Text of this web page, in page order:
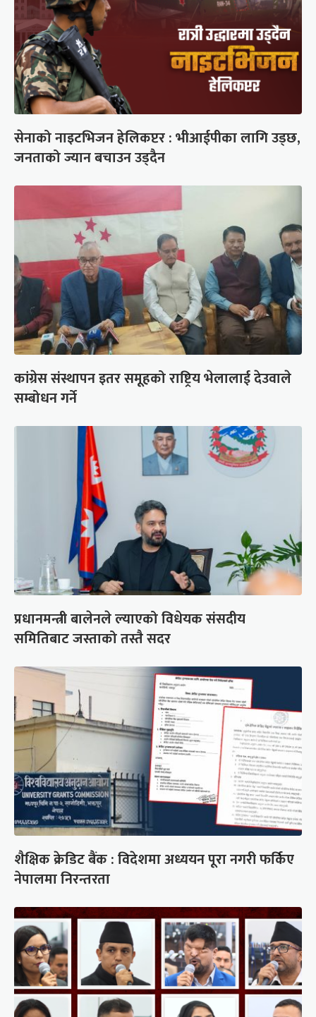
सेनाको नाइटभिजन हेलिकप्टर : भीआईपीका लागि उड्छ,
जनताको ज्यान बचाउन उड्दैन
कांग्रेस संस्थापन इतर समूहको राष्ट्रिय भेलालाई देउवाले
सम्बोधन गर्ने
प्रधानमन्त्री बालेनले ल्याएको विधेयक संसदीय
समितिबाट जस्ताको तस्तै सदर
शैक्षिक क्रेडिट बैंक : विदेशमा अध्ययन पूरा नगरी फर्किए
नेपालमा निरन्तरता